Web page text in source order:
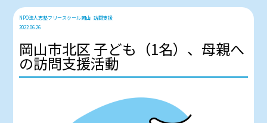
NPO法人志塾フリースクール岡山 訪問支援
2022.06.26
岡山市北区 子ども（1名）、母親へ
の訪問支援活動